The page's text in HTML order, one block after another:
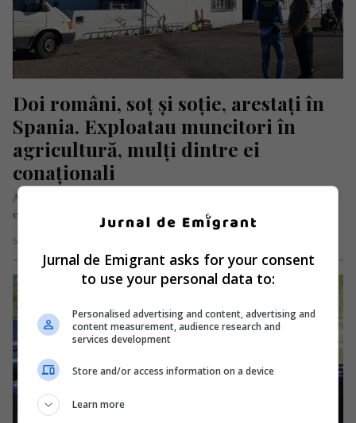
Doi români, soț și soție, arestați în
Spania. Exploatau muncitori în
agricultură, mulți dintre ei
conaționali
Agenții de la Garda Civilă din Alicante, o provincie din sud-
estul Spaniei, au arestat joi, 14 ianuarie 2021, doi cetățeni…
Scris de Mihai Diaconu
Jurnal de Emigrant asks for your consent
to use your personal data to:
Personalised advertising and content, advertising and
content measurement, audience research and
services development
Store and/or access information on a device
Learn more